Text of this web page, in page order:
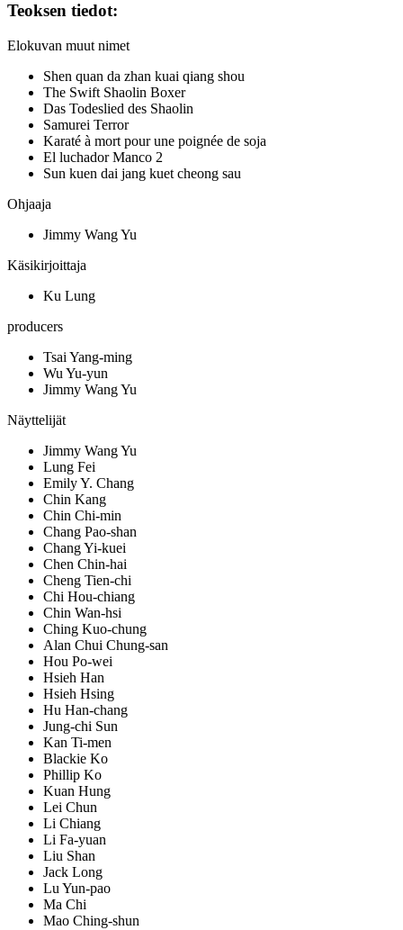
Teoksen tiedot:
Elokuvan muut nimet
Shen quan da zhan kuai qiang shou
The Swift Shaolin Boxer
Das Todeslied des Shaolin
Samurei Terror
Karaté à mort pour une poignée de soja
El luchador Manco 2
Sun kuen dai jang kuet cheong sau
Ohjaaja
Jimmy Wang Yu
Käsikirjoittaja
Ku Lung
producers
Tsai Yang-ming
Wu Yu-yun
Jimmy Wang Yu
Näyttelijät
Jimmy Wang Yu
Lung Fei
Emily Y. Chang
Chin Kang
Chin Chi-min
Chang Pao-shan
Chang Yi-kuei
Chen Chin-hai
Cheng Tien-chi
Chi Hou-chiang
Chin Wan-hsi
Ching Kuo-chung
Alan Chui Chung-san
Hou Po-wei
Hsieh Han
Hsieh Hsing
Hu Han-chang
Jung-chi Sun
Kan Ti-men
Blackie Ko
Phillip Ko
Kuan Hung
Lei Chun
Li Chiang
Li Fa-yuan
Liu Shan
Jack Long
Lu Yun-pao
Ma Chi
Mao Ching-shun